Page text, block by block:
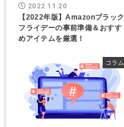
2022.11.20
【2022年版】Amazonブラック
フライデーの事前準備＆おすす
めアイテムを厳選！
コラム